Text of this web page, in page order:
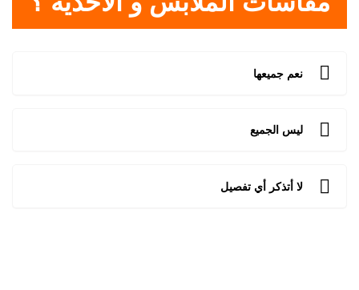
نعم جميعها
ليس الجميع
لا أتذكر أي تفصيل